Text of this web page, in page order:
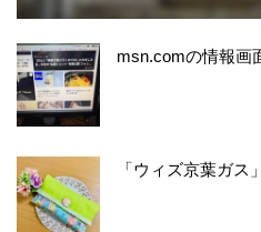
msn.comの情報画
「ウィズ京葉ガス